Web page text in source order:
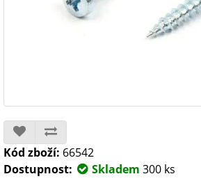
Kód zboží: 66542
Dostupnost:
Skladem 300 ks